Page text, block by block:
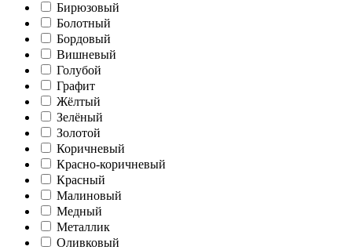
Бирюзовый
Болотный
Бордовый
Вишневый
Голубой
Графит
Жёлтый
Зелёный
Золотой
Коричневый
Красно-коричневый
Красный
Малиновый
Медный
Металлик
Оливковый